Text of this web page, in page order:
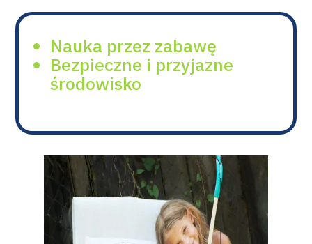
Nauka przez zabawę
Bezpieczne i przyjazne
środowisko